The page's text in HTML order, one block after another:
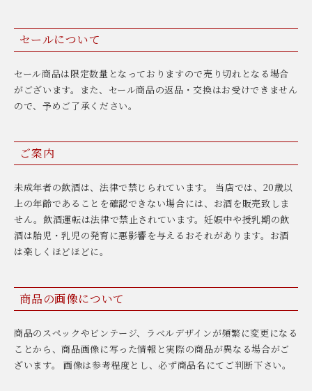
セールについて
セール商品は限定数量となっておりますので売り切れとなる場合
がございます。また、セール商品の返品・交換はお受けできません
ので、予めご了承ください。
ご案内
未成年者の飲酒は、法律で禁じられています。 当店では、20歳以
上の年齢であることを確認できない場合には、お酒を販売致しま
せん。飲酒運転は法律で禁止されています。妊娠中や授乳期の飲
酒は胎児・乳児の発育に悪影響を与えるおそれがあります。お酒
は楽しくほどほどに。
商品の画像について
商品のスペックやビンテージ、ラベルデザインが頻繁に変更になる
ことから、商品画像に写った情報と実際の商品が異なる場合がご
ざいます。 画像は参考程度とし、必ず商品名にてご判断下さい。